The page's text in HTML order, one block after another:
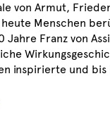
von Armut,
Menschen
Jahre Franz von
inspirierte und